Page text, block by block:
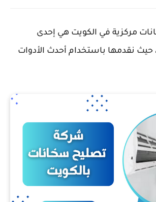
مركزية في الكويت هي إحدى
حيث نقدمها باستخدام أحدث الأدوات